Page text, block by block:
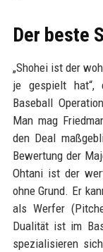
Der beste
„Shohei ist der
je gespielt hat“,
Baseball
Man mag
den Deal
Bewertung der
Ohtani ist der
ohne Grund. Er
als Werfer
Dualität ist im
spezialisieren